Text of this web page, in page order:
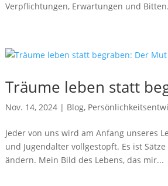
Verpflichtungen, Erwartungen und
Träume leben statt
Nov. 14, 2024 | Blog,
Jeder von uns wird am Anfang unseres
und Jugendalter vollgestopft. Es ist
ändern. Mein Bild des Lebens, das mir...